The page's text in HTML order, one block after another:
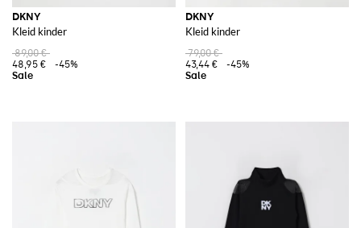
DKNY
Kleid kinder
89,00 €
48,95 €
-45%
DKNY
Kleid kinder
79,00 €
43,44 €
-45%